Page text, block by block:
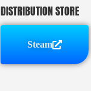
DISTRIBUTION STORE
Steam